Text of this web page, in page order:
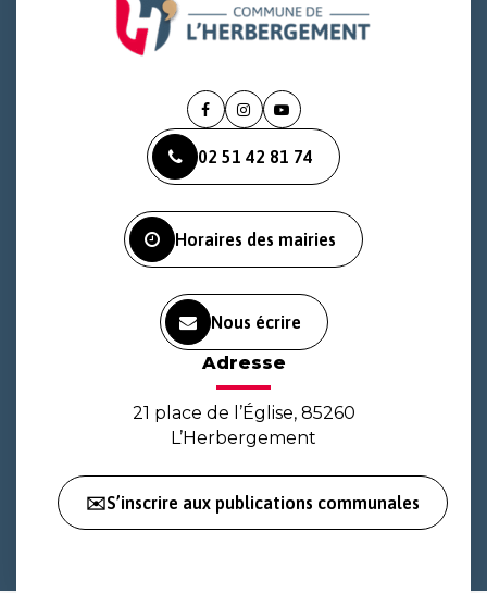
Lien
le
compte
Lien
le
compte
Lien
la
chaîne
02 51 42 81 74
Horaires des mairies
Nous écrire
Adresse
21 place de l’Église, 85260
L’Herbergement
✉️S’inscrire aux publications communales